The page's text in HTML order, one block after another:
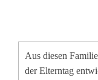
Aus diesen
der Elterntag